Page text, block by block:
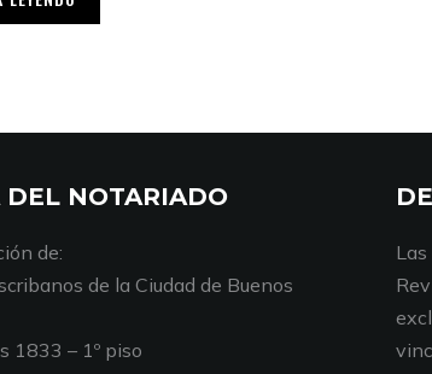
DEL NOTARIADO
de:
de la Ciudad de Buenos
1833 – 1º piso